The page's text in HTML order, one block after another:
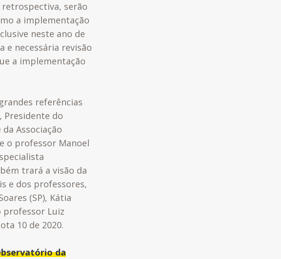
retrospectiva, serão
a implementação
neste ano de
e necessária revisão
a implementação
referências
Presidente do
Associação
o professor Manoel
trará a visão da
e dos professores,
(SP), Kátia
professor Luiz
10 de 2020.
da